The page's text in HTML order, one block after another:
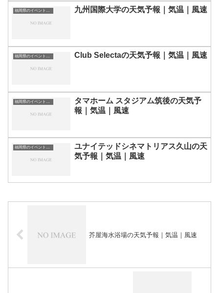
福岡県のイベント会場一覧 九州国際大学の天気予報｜気温｜風速
Club Selectaの天気予報｜気温｜風速
タマホーム スタジアム筑後の天気予
報｜気温｜風速
ユナイテッドシネマトリアス久山の天
気予報｜気温｜風速
芥屋海水浴場の天気予報｜気温｜風速